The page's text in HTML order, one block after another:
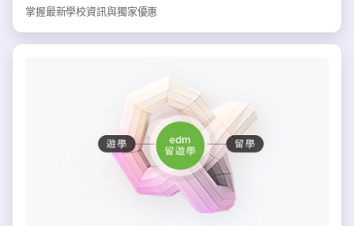
掌握最新學校資訊與獨家優惠